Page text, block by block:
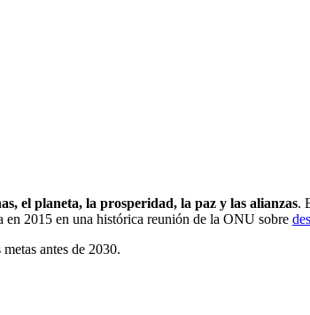
el planeta, la prosperidad, la paz y las alianzas.
en 2015 en una histórica reunión de la ONU sobre
antes de 2030.